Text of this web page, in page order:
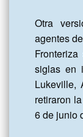
Otra
agentes
siglas en
Lukeville,
retiraron
6 de junio